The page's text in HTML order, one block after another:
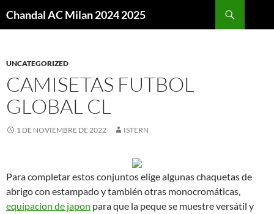
Chandal AC Milan 2024 2025
UNCATEGORIZED
CAMISETAS FUTBOL
GLOBAL CL
1 DE NOVIEMBRE DE 2022 ISTERN
Para completar estos conjuntos elige algunas chaquetas de
abrigo con estampado y también otras monocromáticas,
equipacion de japon para que la peque se muestre versátil y